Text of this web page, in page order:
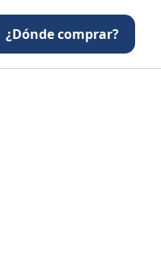
¿Dónde comprar?